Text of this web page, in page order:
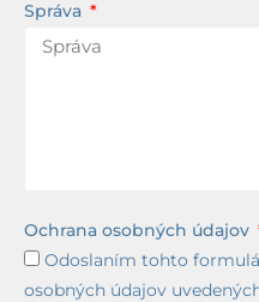
Správa
Ochrana osobných údajov
Odoslaním tohto
osobných údajov